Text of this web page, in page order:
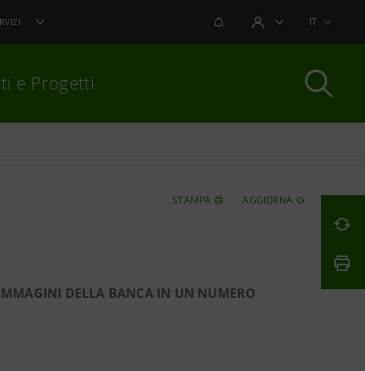
NOTIFICHEAREA UTENTEIT
e Progetti
STAMPA AGGIORNA
DELLA BANCA IN UN NUMERO